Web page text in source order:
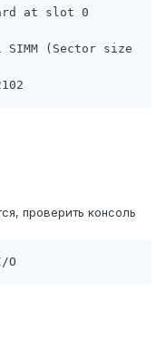
at slot 0
(Sector size
проверить консоль
O